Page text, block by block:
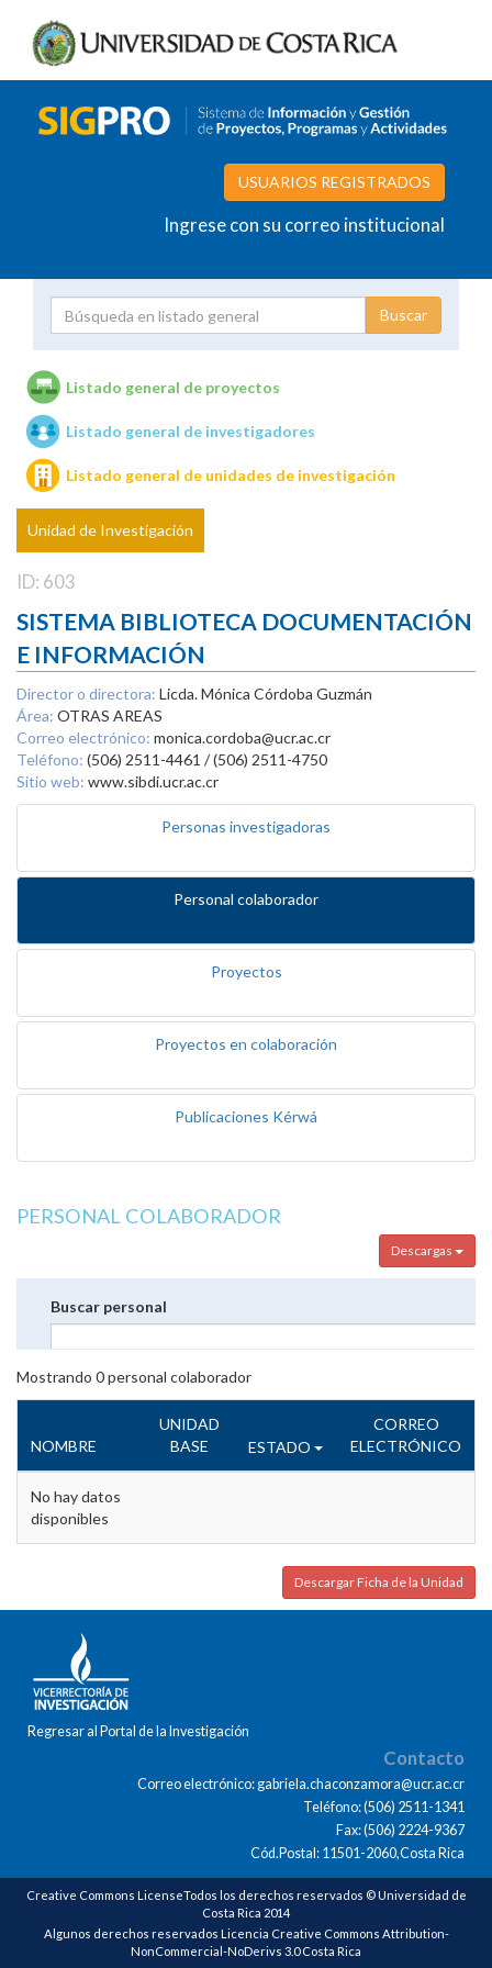
USUARIOS REGISTRADOS
Ingrese con su correo institucional
Unidades de investigación
Listado general de proyectos
Listado general de investigadores
Listado general de unidades de investigación
Unidad de Investigación
ID: 603
SISTEMA BIBLIOTECA DOCUMENTACIÓN
E INFORMACIÓN
Director o directora: Licda. Mónica Córdoba Guzmán
Área: OTRAS AREAS
Correo electrónico: monica.cordoba@ucr.ac.cr
Teléfono: (506) 2511-4461 / (506) 2511-4750
Sitio web: www.sibdi.ucr.ac.cr
Personas investigadoras
Personal colaborador
Proyectos
Proyectos en colaboración
Publicaciones Kérwá
PERSONAL COLABORADOR
Descargas
Buscar personal
Mostrando 0personal colaborador
NOMBRE
UNIDAD
BASE
ESTADO
CORREO
ELECTRÓNICO
No hay datos
disponibles
Descargar Ficha de la Unidad
Regresar al Portal de la Investigación
Contacto
Correo electrónico: gabriela.chaconzamora@ucr.ac.cr
Teléfono: (506) 2511-1341
Fax: (506) 2224-9367
Cód.Postal: 11501-2060,Costa Rica
Creative Commons LicenseTodos los derechos reservados © Universidad de
Costa Rica 2014
Algunos derechos reservados Licencia Creative Commons Attribution-
NonCommercial-NoDerivs 3.0 Costa Rica